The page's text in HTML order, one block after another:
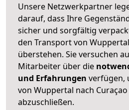
Unsere Netzwerkpartner
darauf, dass Ihre
sicher und sorgfältig
den Transport von
überstehen. Sie versuchen
Mitarbeiter über die
und Erfahrungen verfügen,
von Wuppertal nach
abzuschließen.